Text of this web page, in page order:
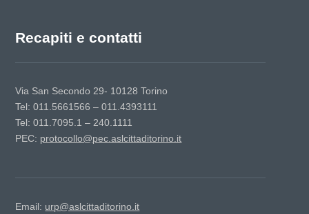
Recapiti e contatti
Via San Secondo 29- 10128 Torino
Tel: 011.5661566 – 011.4393111
Tel: 011.7095.1 – 240.1111
PEC: protocollo@pec.aslcittaditorino.it
Email: urp@aslcittaditorino.it